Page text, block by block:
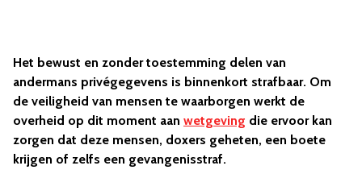
Het bewust en zonder toestemming delen van
andermans privégegevens is binnenkort strafbaar. Om
de veiligheid van mensen te waarborgen werkt de
overheid op dit moment aan wetgeving die ervoor kan
zorgen dat deze mensen, doxers geheten, een boete
krijgen of zelfs een gevangenisstraf.